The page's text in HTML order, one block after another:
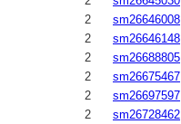
2
sm26646008
2
sm26646148
2
sm26688805
2
sm26675467
2
sm26697597
2
sm26728462